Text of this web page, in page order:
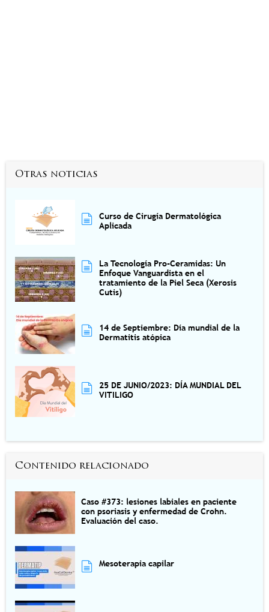
Otras noticias
Curso de Cirugía Dermatológica
Aplicada
La Tecnología Pro-Ceramidas: Un
Enfoque Vanguardista en el
tratamiento de la Piel Seca (Xerosis
Cutis)
14 de Septiembre: Día mundial de la
Dermatitis atópica
25 DE JUNIO/2023: DÍA MUNDIAL DEL
VITILIGO
Contenido relacionado
Caso #373: lesiones labiales en paciente
con psoriasis y enfermedad de Crohn.
Evaluación del caso.
Mesoterapia capilar